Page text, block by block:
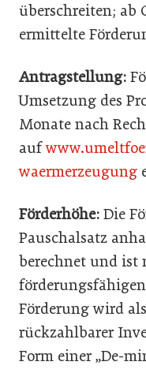
überschreiten; ab
ermittelte
Antragstellung:
Umsetzung des
Monate nach
auf
waermerzeugung
Förderhöhe: Die
Pauschalsatz
berechnet und ist
Förderung wird
rückzahlbarer
Form einer „De-